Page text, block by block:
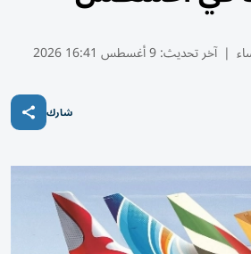
| آخر تحديث:9 أغسطس 16:41 2026
شارك